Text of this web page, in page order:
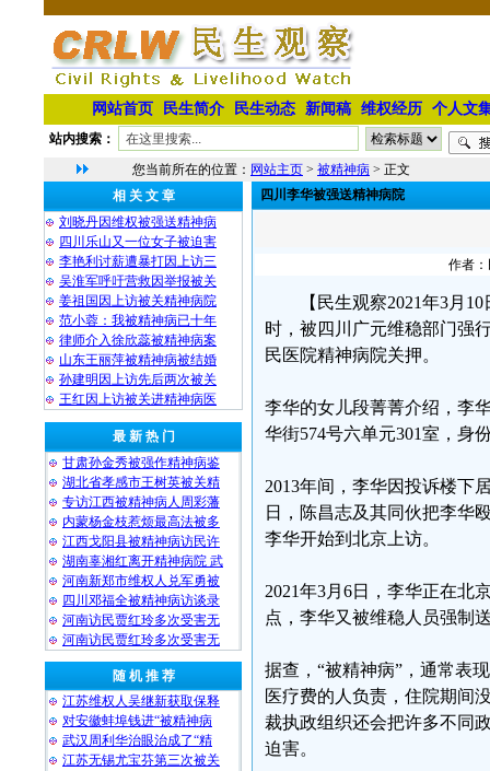
网站首页 民生简介 民生动态 新闻稿 维权经历 个人文
站内搜索：
您当前所在的位置： 网站主页 > 被精神病 > 正文
相 关 文 章
刘晓丹因维权被强送精神病
四川乐山又一位女子被迫害
李艳利讨薪遭暴打因上访三
吴淮军呼吁营救因举报被关
姜祖国因上访被关精神病院
范小蓉：我被精神病已十年
律师介入徐欣蕊被精神病案
山东王丽萍被精神病被结婚
孙建明因上访先后两次被关
王红因上访被关进精神病医
最 新 热 门
甘肃孙金秀被强作精神病鉴
湖北省孝感市王树英被关精
专访江西被精神病人周彩藩
内蒙杨金枝惹烦最高法被多
江西戈阳县被精神病访民许
湖南辜湘红离开精神病院 武
河南新郑市维权人兑军勇被
四川邓福全被精神病访谈录
河南访民贾红玲多次受害无
河南访民贾红玲多次受害无
随 机 推 荐
江苏维权人吴继新获取保释
对安徽蚌埠钱进“被精神病
武汉周利华治眼治成了“精
江苏无锡尤宝芬第三次被关
四川李华被强送精神病院
作者：
【民生观察2021年3月
时，被四川广元维稳部门强
民医院精神病院关押。
李华的女儿段菁菁介绍，李
华街574号六单元301室，身
2013年间，李华因投诉楼下
日，陈昌志及其同伙把李华
李华开始到北京上访。
2021年3月6日，李华正在北
点，李华又被维稳人员强制
据查，“被精神病”，通常表
医疗费的人负责，住院期间
裁执政组织还会把许多不同
迫害。